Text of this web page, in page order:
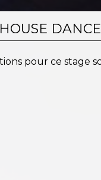
DANCE
pour ce stage